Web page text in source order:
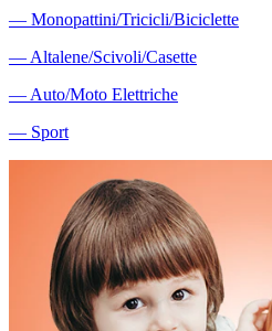
― Monopattini/Tricicli/Biciclette
― Altalene/Scivoli/Casette
― Auto/Moto Elettriche
― Sport